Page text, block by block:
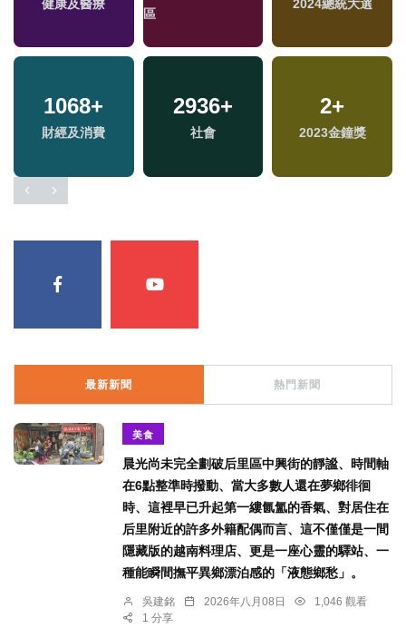
健康及醫療
區
2024總統大選
1068+
財經及消費
2936+
社會
2+
2023金鐘獎
兩岸
545+
藝文
82+
兩岸道教文化交流專
21+
綜藝
最新新聞 熱門新聞
美食
晨光尚未完全劃破后里區中興街的靜謐、時間軸
在6點整準時撥動、當大多數人還在夢鄉徘徊
時、這裡早已升起第一縷氤氳的香氣、對居住在
后里附近的許多外籍配偶而言、這不僅僅是一間
隱藏版的越南料理店、更是一座心靈的驛站、一
種能瞬間撫平異鄉漂泊感的「液態鄉愁」。
吳建銘 2026年八月08日
1,046 觀看
1 分享